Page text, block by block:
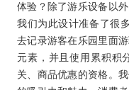
体验？除了游乐设备以
我们为此设计准备了很
去记录游客在乐园里面
元素，并且使用累积积
关、商品优惠的资格。